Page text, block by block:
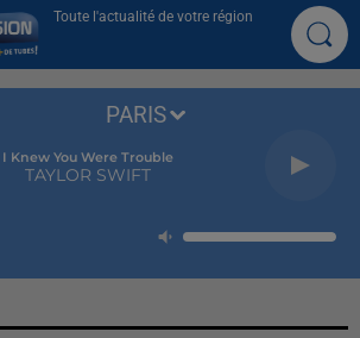
Toute l'actualité de votre région
I Knew You Were Trouble
TAYLOR SWIFT
PARIS